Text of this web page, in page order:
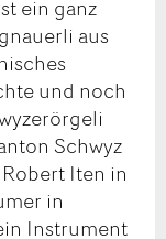
ein ganz
aus
und noch
Schwyz
Iten in
in
Instrument